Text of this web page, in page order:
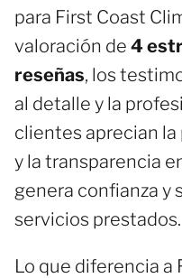
para First Coast
valoración de 4
reseñas, los
al detalle y la
clientes aprecian
y la transparencia
genera confianza y
servicios prestados.
Lo que diferencia a